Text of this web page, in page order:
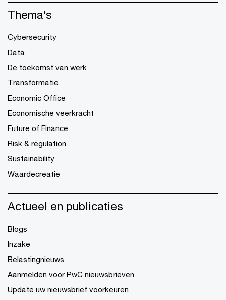
Thema's
Cybersecurity
Data
De toekomst van werk
Transformatie
Economic Office
Economische veerkracht
Future of Finance
Risk & regulation
Sustainability
Waardecreatie
Actueel en publicaties
Blogs
Inzake
Belastingnieuws
Aanmelden voor PwC nieuwsbrieven
Update uw nieuwsbrief voorkeuren